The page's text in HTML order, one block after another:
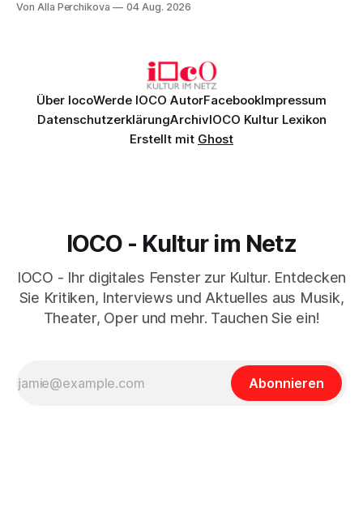
Genau so war der Abend im Kurhaus Wiesbaden, an dem
Von Alla Perchikova 04 Aug. 2026
Über IocoWerde IOCO AutorFacebookImpressum
DatenschutzerklärungArchivIOCO Kultur Lexikon
Erstellt mit Ghost
IOCO - Kultur im Netz
IOCO - Ihr digitales Fenster zur Kultur. Entdecken
Sie Kritiken, Interviews und Aktuelles aus Musik,
Theater, Oper und mehr. Tauchen Sie ein!
Abonnieren